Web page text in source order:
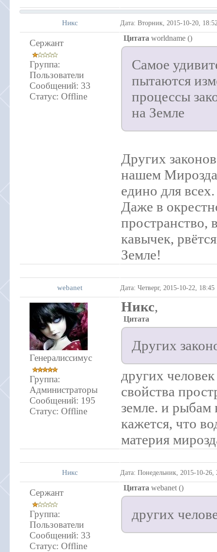
Никс Дата: Вторник, 2015-10-20,
Сержант
Группа:
Пользователи
Сообщений: 33
Статус: Offline
Цитата worldname ()
Самое
пытаются
процессы
на Земле
Других
нашем
едино для всех.
Даже в
пространство,
кавычек,
Земле!
webanet Дата: Четверг, 2015-10-22,
Генералиссимус
Группа:
Администраторы
Сообщений: 195
Статус: Offline
Никс,
Цитата
Других
других
свойства
земле. и рыбам
кажется, что
материя
Никс Дата: Понедельник, 2015-10-
Сержант
Группа:
Пользователи
Сообщений: 33
Статус: Offline
Цитата webanet ()
других